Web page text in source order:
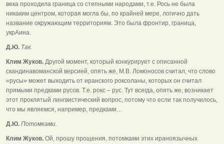
века проходила граница со степными народами, т.е. Рось не была
никаким центром, которая могла бы, по крайней мере, логично дать
название окружающим территориям. Это была фронтир, граница,
укрАина.
Д.Ю. Так.
Клим Жуков. Другой момент, который конкурирует с описанной
скандинавоманской версией, опять же, М.В. Ломоносов считал, что слово
«русы» может выходить от иранского роксоланы, которых он считал
прямыми предками русов. Т.е. рокс – рус. Тут всегда, опять же, возникает
этот проклятый лингвистический вопрос, потому что если так получилось,
что мы являемся, например, предками…
Д.Ю. Потомками.
Клим Жуков. Ой, прошу прощения, потомками этих ираноязычных